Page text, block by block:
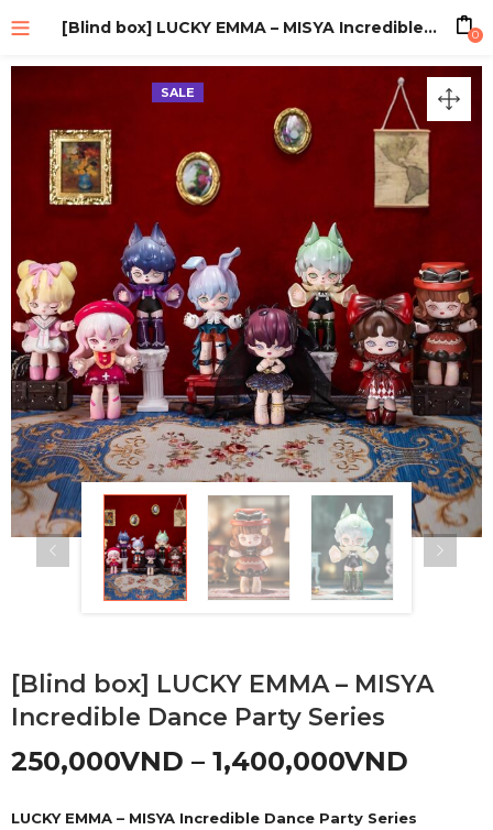
[Blind box] LUCKY EMMA – MISYA Incredible Dance Party Series 0
SALE
[Blind box] LUCKY EMMA – MISYA
Incredible Dance Party Series
250,000VND – 1,400,000VND
LUCKY EMMA – MISYA Incredible Dance Party Series